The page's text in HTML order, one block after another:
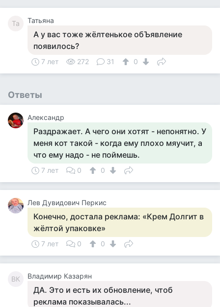
Та Татьяна
А у вас тоже жёлтенькое обЪявление
появилось?
7 лет 272 31 0
Ответы
Александр
Раздражает. А чего они хотят - непонятно. У
меня кот такой - когда ему плохо мяучит, а
что ему надо - не поймешь.
7 лет 0 0
Лев Дувидович Перкис
Конечно, достала реклама: «Крем Долгит в
жёлтой упаковке»
7 лет 0 0
ВК Владимир Казарян
ДА. Это и есть их обновление, чтоб
реклама показывалась...